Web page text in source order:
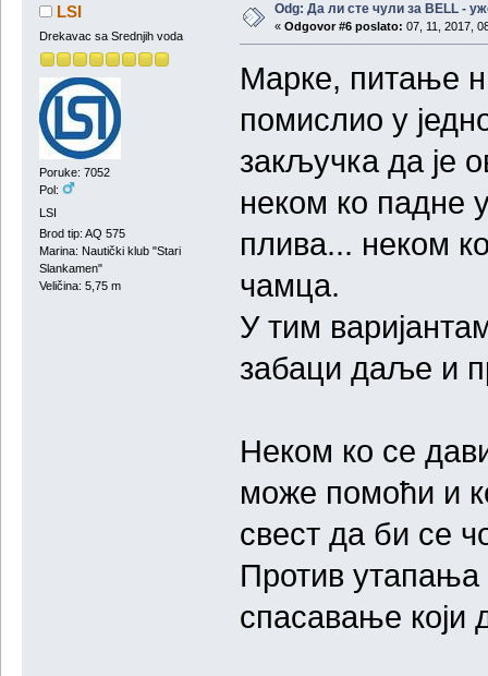
LSI
Drekavac sa Srednjih voda
Poruke: 7052
Pol:
LSI
Brod tip: AQ 575
Marina: Nautički klub "Stari
Slankamen"
Veličina: 5,75 m
Odg: Да ли сте чули за BELL -
« Odgovor #6 poslato: 07, 11, 2017,
Марке, питање
помислио у
закључка да је
неком ко падне
плива... неком
чамца.
У тим
забаци даље и
Неком ко се
може помоћи и
свест да би се
Против
спасавање који